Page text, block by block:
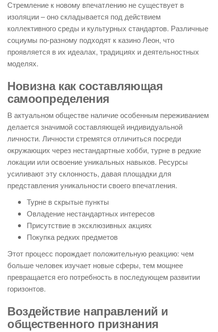
Стремление к новому впечатлению не существует в
изоляции – оно складывается под действием
коллективного среды и культурных стандартов. Различные
социумы по-разному подходят к казино Леон, что
проявляется в их идеалах, традициях и деятельностных
моделях.
Новизна как составляющая
самоопределения
В актуальном обществе наличие особенным переживанием
делается значимой составляющей индивидуальной
личности. Личности стремятся отличиться посреди
окружающих через нестандартные хобби, турне в редкие
локации или освоение уникальных навыков. Ресурсы
усиливают эту склонность, давая площадки для
представления уникальности своего впечатления.
Турне в скрытые пункты
Овладение нестандартных интересов
Присутствие в эксклюзивных акциях
Покупка редких предметов
Этот процесс порождает положительную реакцию: чем
больше человек изучает новые сферы, тем мощнее
превращается его потребность в последующем развитии
горизонтов.
Воздействие направлений и
общественного признания